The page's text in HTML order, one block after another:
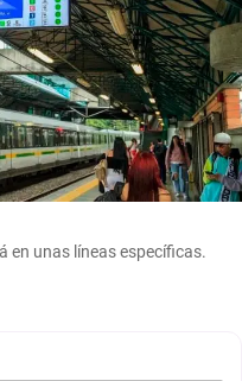
en unas líneas específicas.